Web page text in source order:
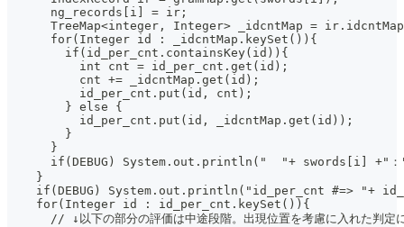
      ng_records[i] = ir;
TreeMap<integer, Integer> _idcntMap =
      for(Integer id : _idcntMap.keySet()){
        if(id_per_cnt.containsKey(id)){
          int cnt = id_per_cnt.get(id);
          cnt += _idcntMap.get(id);
          id_per_cnt.put(id, cnt);
        } else {
          id_per_cnt.put(id, _idcntMap.get(id));
        }
      }
if(DEBUG) System.out.println("  "+ swords[i] +"
    }
if(DEBUG) System.out.println("id_per_cnt #=> "+
    for(Integer id : id_per_cnt.keySet()){
// ↓以下の部分の評価は中途段階。出現位置を考慮に入れた判定